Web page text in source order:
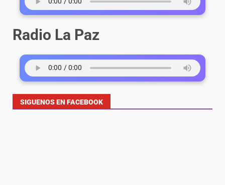
Radio La Paz
SIGUENOS EN FACEBOOK